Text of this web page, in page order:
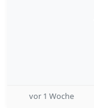
vor 1 Woche